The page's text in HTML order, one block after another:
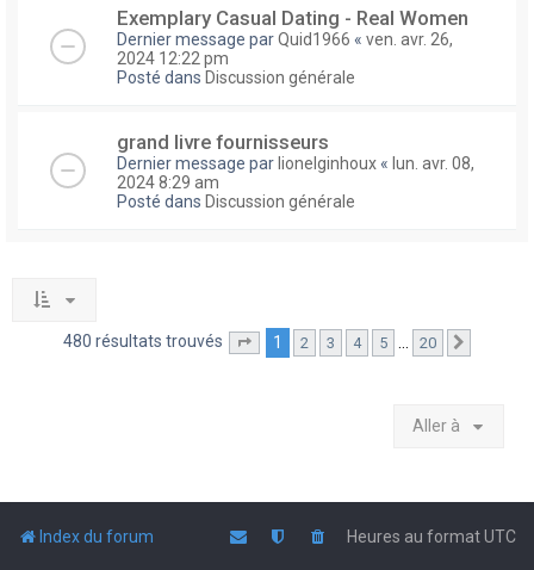
Exemplary Сasual Dating - Real Women
Dernier message parQuid1966 « ven. avr. 26,
2024 12:22 pm
Posté dans Discussion générale
grand livre fournisseurs
Dernier message par lionelginhoux « lun. avr. 08,
2024 8:29 am
Posté dans Discussion générale
480 résultats trouvés Page sur20
1 2 3 4 5 … 20
Aller à
Index du forum Heures au formatUTC